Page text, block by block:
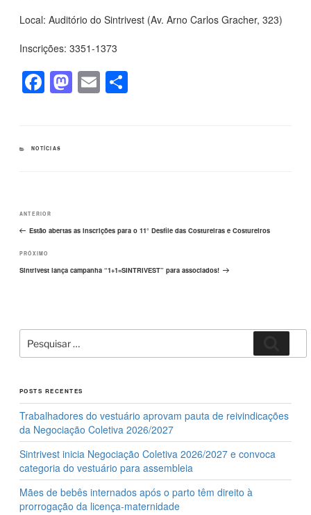
Local: Auditório do Sintrivest (Av. Arno Carlos Gracher, 323)
Inscrições: 3351-1373
F
a
e
o
k
M
a
E
m
CATEGORIAS
NOTÍCIAS
de
Post
Post
anterior
ANTERIOR
Estão abertas as inscrições para o 11° Desfile das Costureiras e Costureiros
Próximo
post
PRÓXIMO
Sintrivest lança campanha “1+1=SINTRIVEST” para associados!
Pesquisar
por:
POSTS RECENTES
Trabalhadores do vestuário aprovam pauta de reivindicações
da Negociação Coletiva 2026/2027
Sintrivest inicia Negociação Coletiva 2026/2027 e convoca
categoria do vestuário para assembleia
Mães de bebês internados após o parto têm direito à
prorrogação da licença-maternidade